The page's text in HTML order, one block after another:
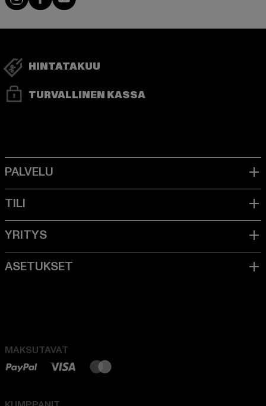
HINTATAKUU
TURVALLINEN KASSA
MAKSUTAVAT